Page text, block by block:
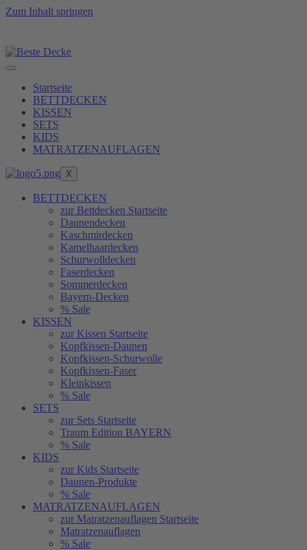
Zum Inhalt springen
Startseite
BETTDECKEN
KISSEN
SETS
KIDS
MATRATZENAUFLAGEN
X
BETTDECKEN
zur Bettdecken Startseite
Daunendecken
Kaschmirdecken
Kamelhaardecken
Schurwolldecken
Faserdecken
Sommerdecken
Bayern-Decken
% Sale
KISSEN
zur Kissen Startseite
Kopfkissen-Daunen
Kopfkissen-Schurwolle
Kopfkissen-Faser
Kleinkissen
% Sale
SETS
zur Sets Startseite
Traum Edition BAYERN
% Sale
KIDS
zur Kids Startseite
Daunen-Produkte
% Sale
MATRATZENAUFLAGEN
zur Matratzenauflagen Startseite
Matratzenauflagen
% Sale